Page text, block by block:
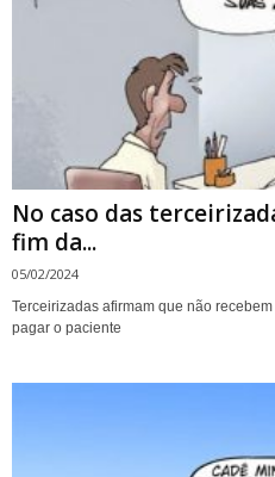
No caso das
fim da...
05/02/2024
Terceirizadas afirmam que não
pagar o paciente